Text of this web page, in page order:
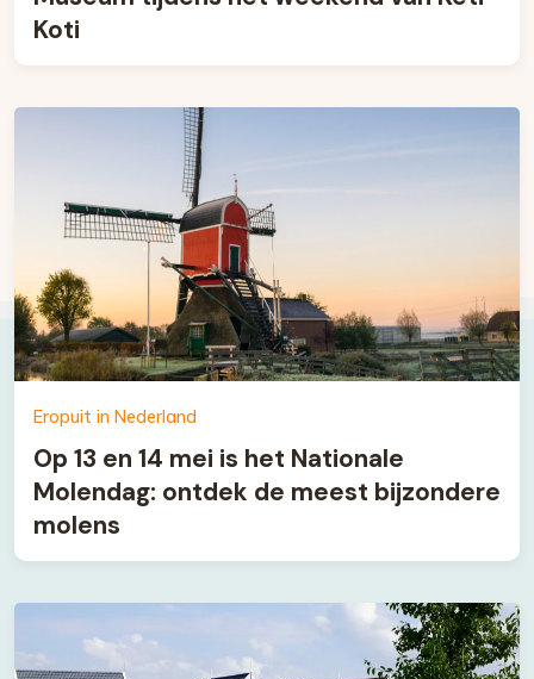
Koti
Eropuit in Nederland
Op 13 en 14 mei is het Nationale
Molendag: ontdek de meest bijzondere
molens